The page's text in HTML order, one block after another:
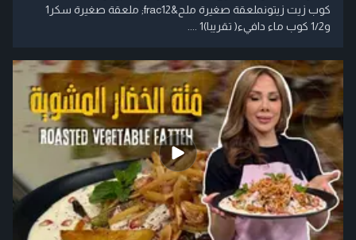
كوب زيت زيتونملعقة صغيرة ملح&frac12; ملعقة صغيرة سكر1
و1/2 كوب ماء دافيء( تقريبا)1 ....